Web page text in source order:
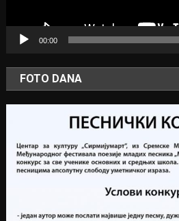
00:00
FOTO DANA